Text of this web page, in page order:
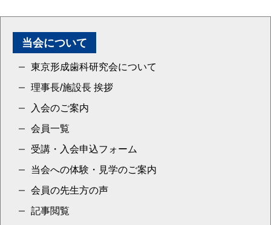
当会について
東京形成歯科研究会について
理事長/施設長 挨拶
入会のご案内
会員一覧
受講・入会申込フォーム
当会への体験・見学のご案内
会員の先生方の声
記事閲覧